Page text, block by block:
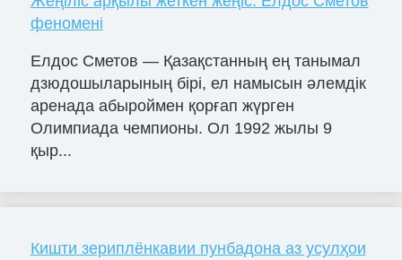
феномені
Елдос Сметов — Қазақстанның ең танымал
дзюдошыларының бірі, ел намысын әлемдік
аренада абыроймен қорғап жүрген
Олимпиада чемпионы. Ол 1992 жылы 9
қыр...
Кишти зериплёнкавии пунбадона аз усулҳои